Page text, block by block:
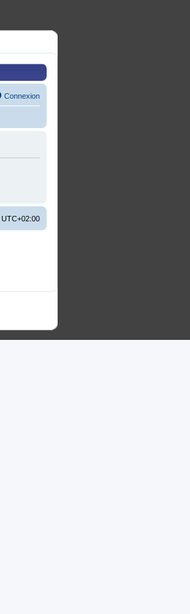
Connexion
UTC+02:00